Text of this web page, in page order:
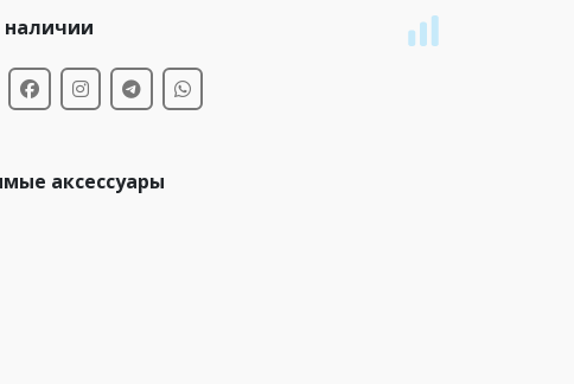
наличии
аксессуары